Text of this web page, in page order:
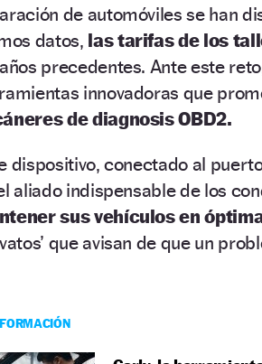
de automóviles se han
datos, las tarifas de los
precedentes. Ante este
innovadoras que
de diagnosis OBD2.
dispositivo, conectado al
aliado indispensable de los
sus vehículos en
que avisan de que un